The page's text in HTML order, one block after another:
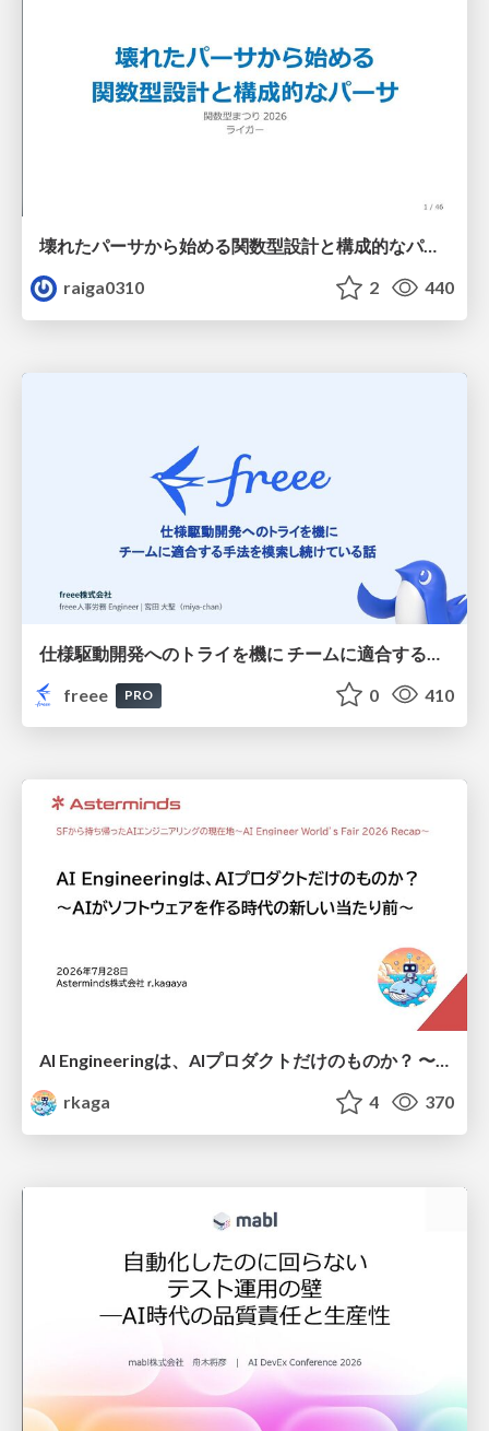
壊れたパーサから始める関数型設計と構成的なパーサ #fp_matsuri
raiga0310
2 440
freee
PRO 0 410
AI Engineeringは、AIプロダクトだけのものか？ 〜AIがソフトウェアを作る時代の新しい当たり前〜 / No AI in your product. AI Engineering in your development.
rkaga
4 370